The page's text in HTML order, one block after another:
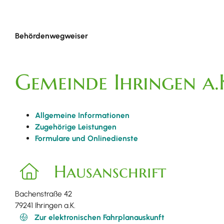
Behördenwegweiser
Gemeinde Ihringen
Allgemeine Informationen
Zugehörige Leistungen
Formulare und Onlinedienste
Hausanschrift
Bachenstraße 42
79241 Ihringen a.K.
Zur elektronischen Fahrplanauskunft